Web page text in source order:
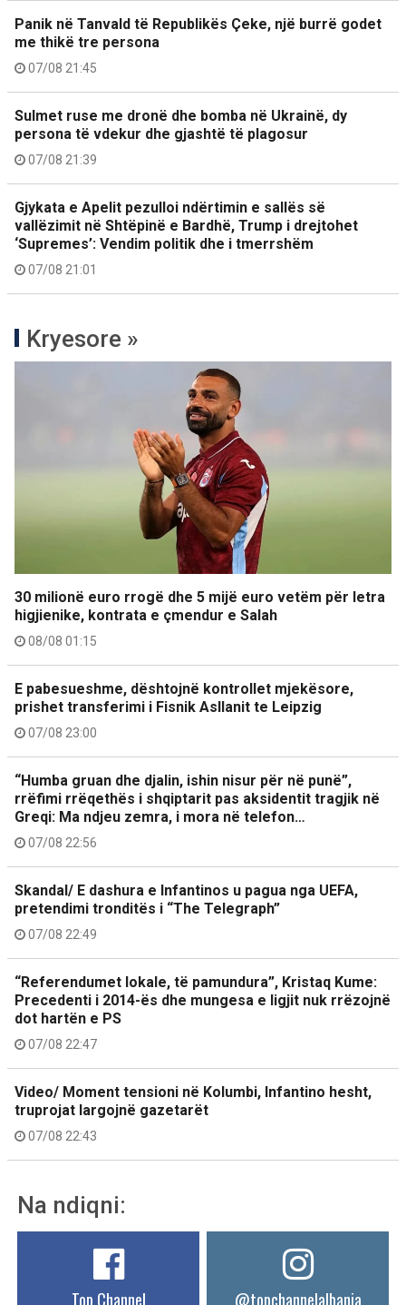
Panik në Tanvald të Republikës Çeke, një burrë godet
me thikë tre persona
07/08 21:45
Sulmet ruse me dronë dhe bomba në Ukrainë, dy
persona të vdekur dhe gjashtë të plagosur
07/08 21:39
Gjykata e Apelit pezulloi ndërtimin e sallës së
vallëzimit në Shtëpinë e Bardhë, Trump i drejtohet
‘Supremes’: Vendim politik dhe i tmerrshëm
07/08 21:01
Kryesore »
30 milionë euro rrogë dhe 5 mijë euro vetëm për letra
higjienike, kontrata e çmendur e Salah
08/08 01:15
E pabesueshme, dështojnë kontrollet mjekësore,
prishet transferimi i Fisnik Asllanit te Leipzig
07/08 23:00
“Humba gruan dhe djalin, ishin nisur për në punë”,
rrëfimi rrëqethës i shqiptarit pas aksidentit tragjik në
Greqi: Ma ndjeu zemra, i mora në telefon…
07/08 22:56
Skandal/ E dashura e Infantinos u pagua nga UEFA,
pretendimi tronditës i “The Telegraph”
07/08 22:49
“Referendumet lokale, të pamundura”, Kristaq Kume:
Precedenti i 2014-ës dhe mungesa e ligjit nuk rrëzojnë
dot hartën e PS
07/08 22:47
Video/ Moment tensioni në Kolumbi, Infantino hesht,
truprojat largojnë gazetarët
07/08 22:43
Na ndiqni:
Top Channel @topchannelalbania